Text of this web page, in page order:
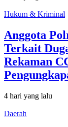
Hukum & Kriminal
Anggota
Terkait
Rekaman
4 hari yang lalu
Daerah